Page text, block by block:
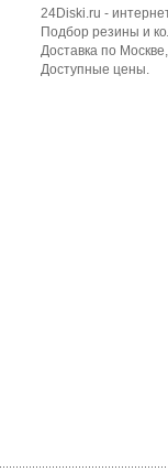
24Diski.ru -
Подбор резины и
Доставка по
Доступные цены.